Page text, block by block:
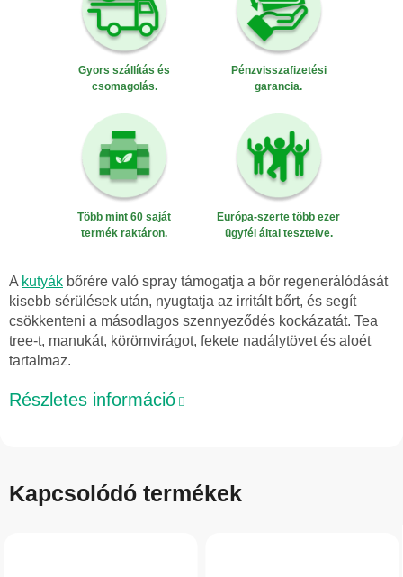
Gyors szállítás és
csomagolás.
Pénzvisszafizetési
garancia.
Több mint 60 saját
termék raktáron.
Európa-szerte több ezer
ügyfél által tesztelve.
A kutyák bőrére való spray támogatja a bőr regenerálódását
kisebb sérülések után, nyugtatja az irritált bőrt, és segít
csökkenteni a másodlagos szennyeződés kockázatát. Tea
tree-t, manukát, körömvirágot, fekete nadálytövet és aloét
tartalmaz.
Részletes információ
Kapcsolódó termékek